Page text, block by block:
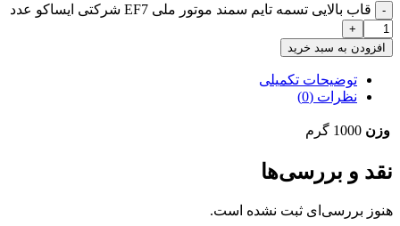
قاب بالایی تسمه تایم سمند موتور ملی EF7 شرکتی ایساکو عدد
افزودن به سبد خرید
توضیحات تکمیلی
نظرات (0)
وزن 1000 گرم
نقد و بررسی‌ها
هنوز بررسی‌ای ثبت نشده است.